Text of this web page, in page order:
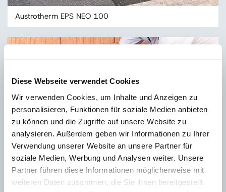
Diese Webseite verwendet Cookies
Wir verwenden Cookies, um Inhalte und Anzeigen zu
personalisieren, Funktionen für soziale Medien anbieten
zu können und die Zugriffe auf unsere Website zu
analysieren. Außerdem geben wir Informationen zu Ihrer
Verwendung unserer Website an unsere Partner für
soziale Medien, Werbung und Analysen weiter. Unsere
Partner führen diese Informationen möglicherweise mit
weiteren Daten zusammen, die Sie ihnen bereitgestellt
Austrotherm EPS NEO 100